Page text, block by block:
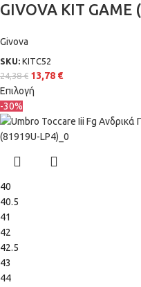
GIVOVA KIT GAME
Givova
SKU: KITC52
24,38€ 13,78 €
Επιλογή
-30%
40
40.5
41
42
42.5
43
44